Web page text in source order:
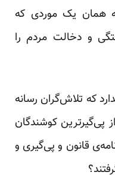
که همان یک موردی که
و دخالت مردم را
که تلاش‌گران رسانه
پی‌گیرترین کوشندگان
قانون و پی‌گیری و